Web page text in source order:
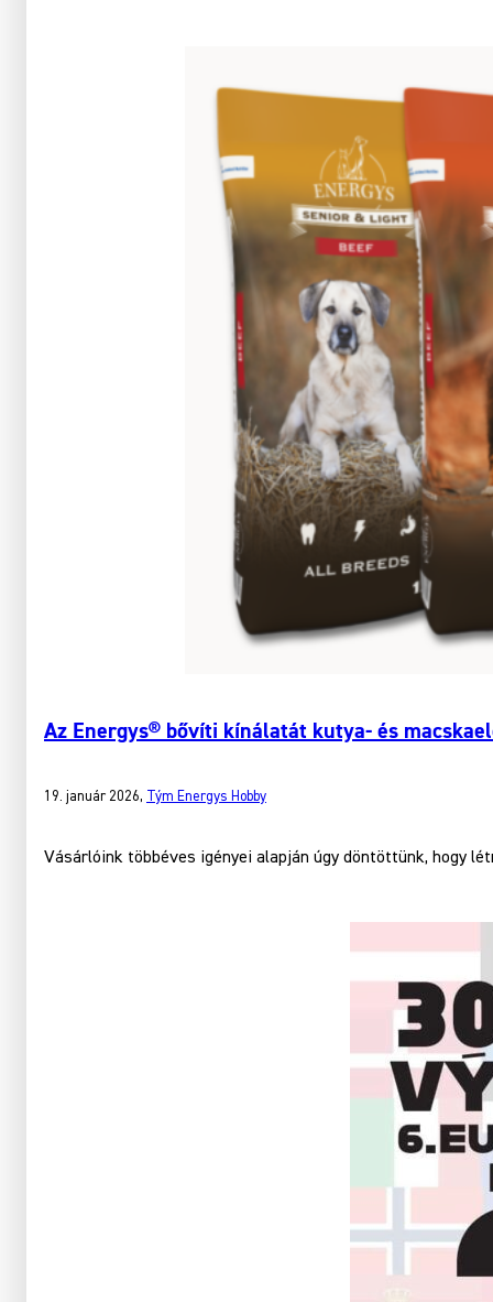
Az Energys® bővíti kínálatát kutya- és
19. január 2026, Tým Energys Hobby
Vásárlóink többéves igényei alapján úgy döntöttünk, hogy